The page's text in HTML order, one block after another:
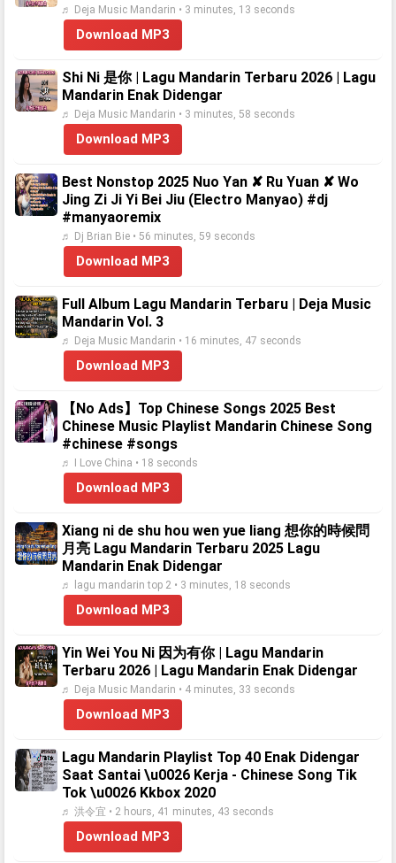
♬ Deja Music Mandarin • 3 minutes, 13 seconds
Download MP3
Shi Ni 是你 | Lagu Mandarin Terbaru 2026 | Lagu
Mandarin Enak Didengar
♬ Deja Music Mandarin • 3 minutes, 58 seconds
Download MP3
Best Nonstop 2025 Nuo Yan ✘ Ru Yuan ✘ Wo
Jing Zi Ji Yi Bei Jiu (Electro Manyao) #dj
#manyaoremix
♬ Dj Brian Bie • 56 minutes, 59 seconds
Download MP3
Full Album Lagu Mandarin Terbaru | Deja Music
Mandarin Vol. 3
♬ Deja Music Mandarin • 16 minutes, 47 seconds
Download MP3
【No Ads】Top Chinese Songs 2025 Best
Chinese Music Playlist Mandarin Chinese Song
#chinese #songs
♬ I Love China • 18 seconds
Download MP3
Xiang ni de shu hou wen yue liang 想你的時候問
月亮 Lagu Mandarin Terbaru 2025 Lagu
Mandarin Enak Didengar
♬ lagu mandarin top 2 • 3 minutes, 18 seconds
Download MP3
Yin Wei You Ni 因为有你 | Lagu Mandarin
Terbaru 2026 | Lagu Mandarin Enak Didengar
♬ Deja Music Mandarin • 4 minutes, 33 seconds
Download MP3
Lagu Mandarin Playlist Top 40 Enak Didengar
Saat Santai \u0026 Kerja - Chinese Song Tik
Tok \u0026 Kkbox 2020
♬ 洪令宜 • 2 hours, 41 minutes, 43 seconds
Download MP3